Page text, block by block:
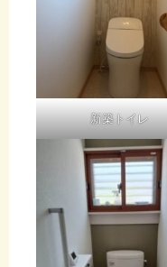
新築トイレ